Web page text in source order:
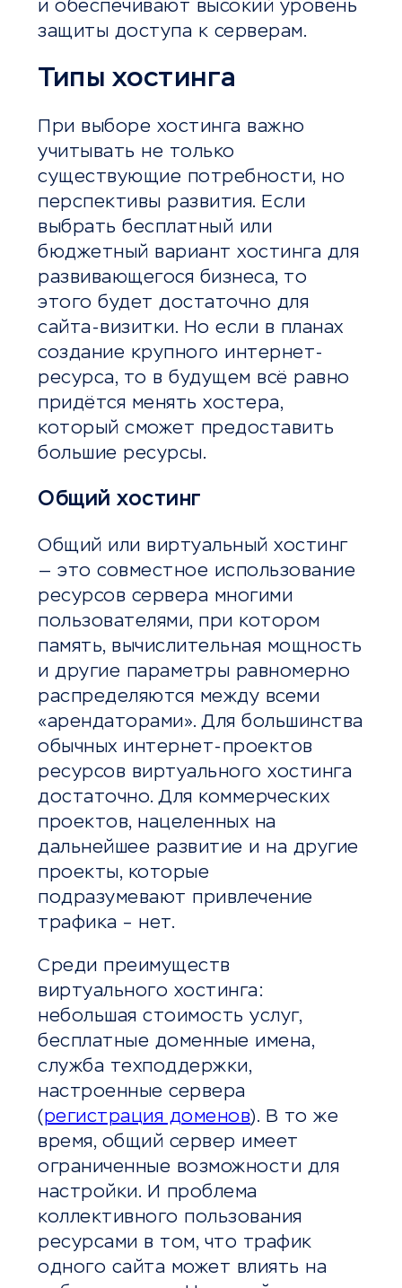
и обеспечивают высокий уровень
защиты доступа к серверам.
Типы хостинга
При выборе хостинга важно
учитывать не только
существующие потребности, но
перспективы развития. Если
выбрать бесплатный или
бюджетный вариант хостинга для
развивающегося бизнеса, то
этого будет достаточно для
сайта-визитки. Но если в планах
создание крупного интернет-
ресурса, то в будущем всё равно
придётся менять хостера,
который сможет предоставить
большие ресурсы.
Общий хостинг
Общий или виртуальный хостинг
— это совместное использование
ресурсов сервера многими
пользователями, при котором
память, вычислительная мощность
и другие параметры равномерно
распределяются между всеми
«арендаторами». Для большинства
обычных интернет-проектов
ресурсов виртуального хостинга
достаточно. Для коммерческих
проектов, нацеленных на
дальнейшее развитие и на другие
проекты, которые
подразумевают привлечение
трафика – нет.
Среди преимуществ
виртуального хостинга:
небольшая стоимость услуг,
бесплатные доменные имена,
служба техподдержки,
настроенные сервера
(регистрация доменов). В то же
время, общий сервер имеет
ограниченные возможности для
настройки. И проблема
коллективного пользования
ресурсами в том, что трафик
одного сайта может влиять на